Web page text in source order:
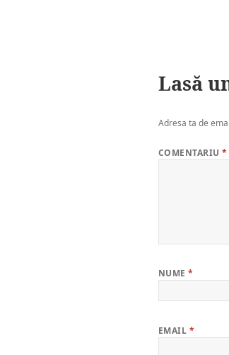
Lasă
Adresa ta de
COMENTARIU*
NUME*
EMAIL *